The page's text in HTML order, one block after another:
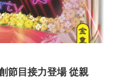
節目接力登場 從親